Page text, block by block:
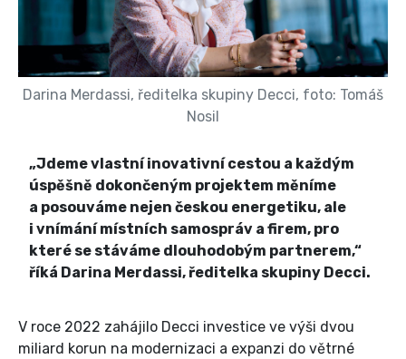
Darina Merdassi, ředitelka skupiny Decci, foto: Tomáš
Nosil
„Jdeme vlastní inovativní cestou a každým
úspěšně dokončeným projektem měníme
a posouváme nejen českou energetiku, ale
i vnímání místních samospráv a firem, pro
které se stáváme dlouhodobým partnerem,“
říká Darina Merdassi, ředitelka skupiny Decci.
V roce 2022 zahájilo Decci investice ve výši dvou
miliard korun na modernizaci a expanzi do větrné